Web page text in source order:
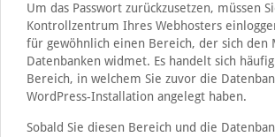
Um das Passwort zurückzusetzen, müssen
Kontrollzentrum Ihres Webhosters
für gewöhnlich einen Bereich, der sich den
Datenbanken widmet. Es handelt sich
Bereich, in welchem Sie zuvor die
WordPress-Installation angelegt haben.
Sobald Sie diesen Bereich und die